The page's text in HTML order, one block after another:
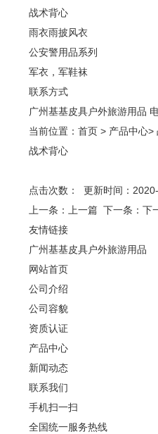
战术背心
雨衣雨披风衣
公安警用品系列
军衣，军鞋袜
联系方式
广州基基皮具户外旅游用品
当前位置： 首页 > 产品中心>
战术背心
点击次数：
更新时间：
上一条：
上一篇 下一条： 下
友情链接
广州基基皮具户外旅游用品
网站首页
公司介绍
公司容貌
资质认证
产品中心
新闻动态
联系我们
手机扫一扫
全国统一服务热线